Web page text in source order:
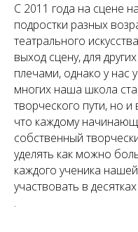
С 2011 года на сцене
подростки разных
театрального
выход сцену, для
плечами, однако у нас
многих наша школа
творческого пути, но
что каждому
собственный
уделять как можно
каждого ученика
участвовать в
.